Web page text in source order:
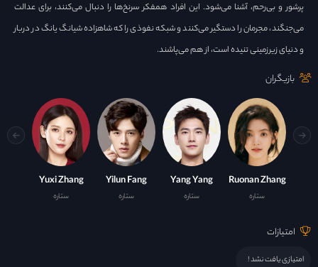
پرشور و بی‌رحم، آشنا می‌شود. این افراد همفکر سرنخ‌ها را دنبال می‌کنند، برای عدالت
می‌جنگند، مجرمان را دستگیر می‌کنند و شبکه نفوذی را که شاهزاده شیانگ یانگ در دربار
و دنیای زیرزمینی تنیده است، از هم می‌پاشند.
بازیگران
Ruonan Zhang
ستاره
Yang Yang
ستاره
Yilun Fang
ستاره
Yuxi Zhang
ستاره
امتیازات
امتیازی یافت نشد !